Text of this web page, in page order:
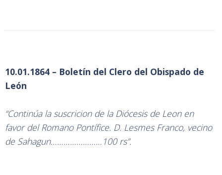
10.01.1864 – Boletín del Clero del Obispado de
León
“Continúa la suscricion de la Diócesis de Leon en
favor del Romano Pontífice. D. Lesmes Franco, vecino
de Sahagun……………………100 rs”.